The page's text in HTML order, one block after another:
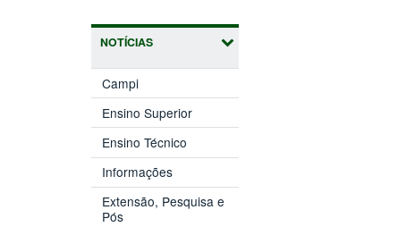
NOTÍCIAS
Campi
Ensino Superior
Ensino Técnico
Informações
Extensão, Pesquisa e
Pós